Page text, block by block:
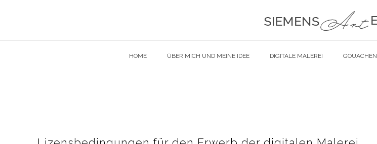
HOME ÜBER MICH UND MEINE IDEE DIGITALE MALEREI GOUACHEN